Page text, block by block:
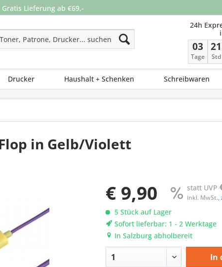
Gratis Lieferung ab €69,-
24h
03
Tage
21
Std
Drucker Haushalt + Schenken Schreibwaren
in Gelb/Violett
€ 9,90 statt UVP
inkl. MwSt.,
5 Stück auf Lager
Sofort lieferbar: 1 - 2 Werktage
In Salzburg abholbereit
In